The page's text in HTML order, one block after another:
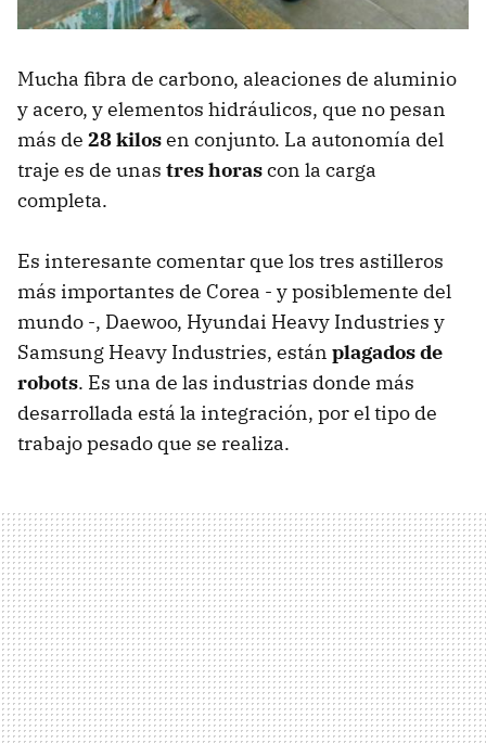
Mucha fibra de carbono, aleaciones de aluminio
y acero, y elementos hidráulicos, que no pesan
más de 28 kilosen conjunto. La autonomía del
traje es de unas tres horascon la carga
completa.
Es interesante comentar que los tres astilleros
más importantes de Corea - y posiblemente del
mundo -, Daewoo, Hyundai Heavy Industries y
Samsung Heavy Industries, están plagados de
robots. Es una de las industrias donde más
desarrollada está la integración, por el tipo de
trabajo pesado que se realiza.